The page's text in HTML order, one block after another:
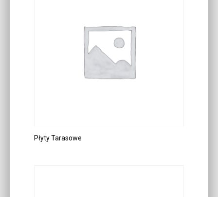
Płyty Tarasowe